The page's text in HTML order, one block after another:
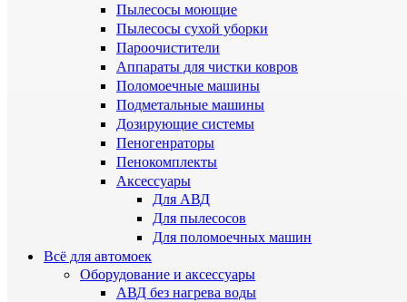
Пылесосы моющие
Пылесосы сухой уборки
Пароочистители
Аппараты для чистки ковров
Поломоечные машины
Подметальные машины
Дозирующие системы
Пеногенраторы
Пенокомплекты
Аксессуары
Для АВД
Для пылесосов
Для поломоечных машин
Всё для автомоек
Оборудование и аксессуары
АВД без нагрева воды